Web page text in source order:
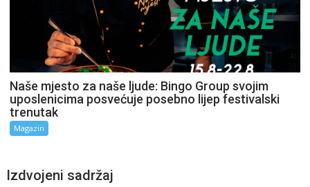
Naše mjesto za naše ljude: Bingo Group svojim
uposlenicima posvećuje posebno lijep festivalski
trenutak
Magazin
Izdvojeni sadržaj